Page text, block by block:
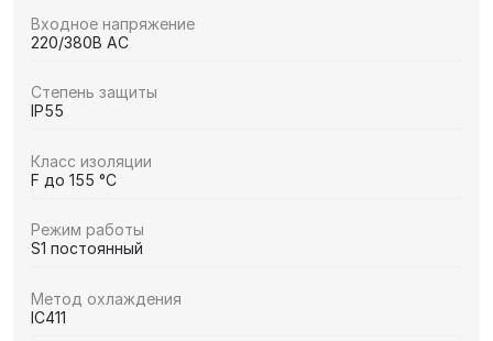
Входное напряжение
220/380В AC
Степень защиты
IP55
Класс изоляции
F до 155 °C
Режим работы
S1 постоянный
Метод охлаждения
IC411